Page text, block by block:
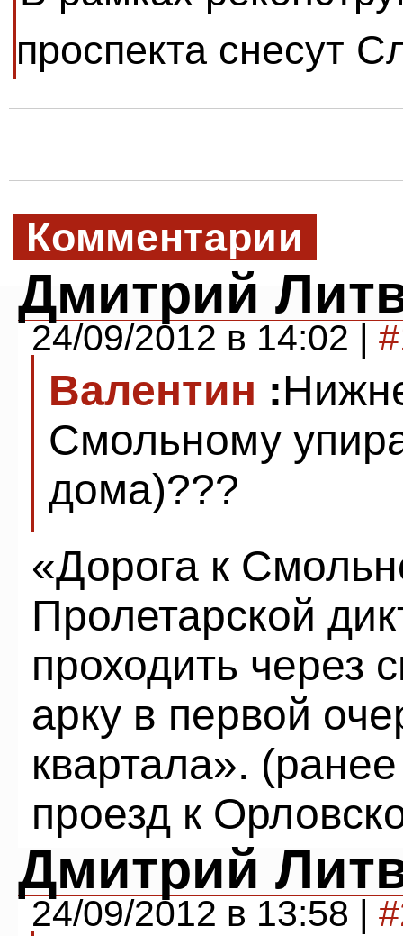
проспекта снесут
Комментарии
Дмитрий
24/09/2012 в 14:02 |
Валентин :
Смольному
дома)???
«Дорога к
Пролетарской
проходить через
арку в первой
квартала».
проезд к
Дмитрий
24/09/2012 в 13:58 |